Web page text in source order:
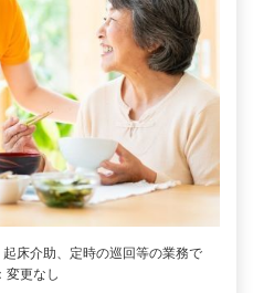
床介助、定時の巡回等の業務で
変更なし